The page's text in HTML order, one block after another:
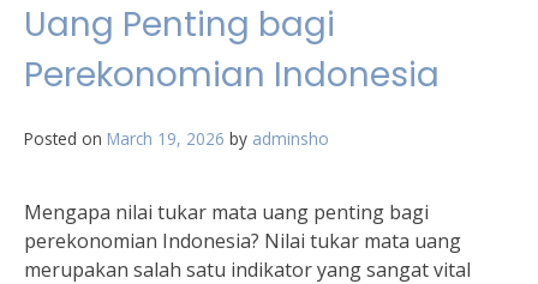
Uang Penting bagi
Perekonomian Indonesia
Posted on March 19, 2026 by adminsho
Mengapa nilai tukar mata uang penting bagi
perekonomian Indonesia? Nilai tukar mata uang
merupakan salah satu indikator yang sangat vital